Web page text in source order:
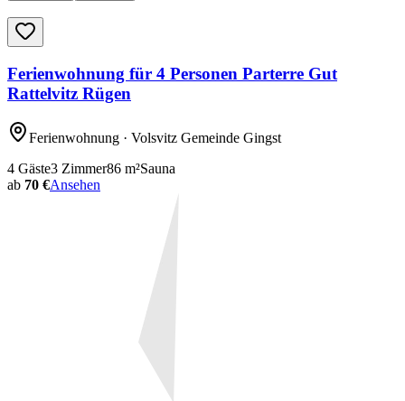
Ferienwohnung für 4 Personen Parterre Gut
Rattelvitz Rügen
Ferienwohnung · Volsvitz Gemeinde Gingst
4 Gäste3 Zimmer86 m²Sauna
ab 70 €Ansehen